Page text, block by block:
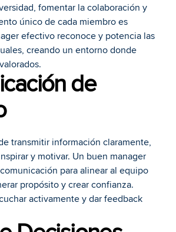
fomentar la colaboración y
único de cada miembro es
efectivo reconoce y potencia las
creando un entorno donde
de
y motivar. Un buen manager
para alinear al equipo
propósito y crear confianza.
activamente y dar feedback